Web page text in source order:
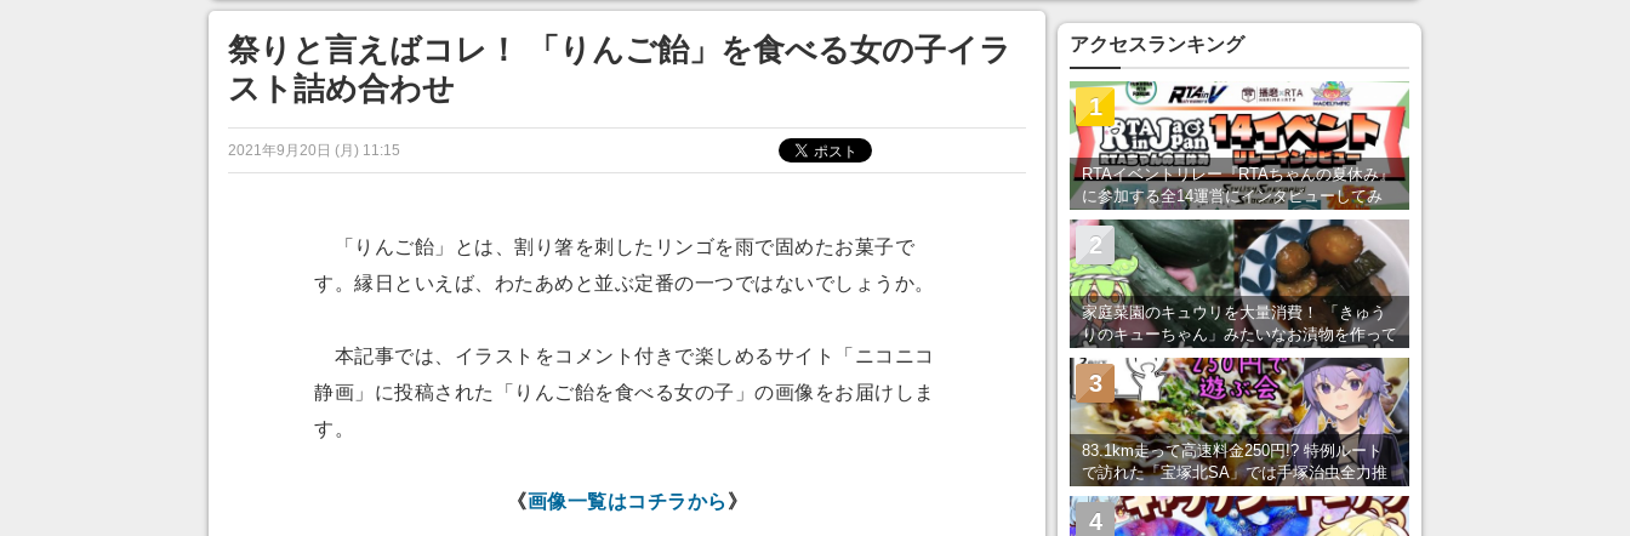
ンネルの貸し出しを利用し8/9
から1週間にわたって開催
祭りと言えばコレ！ 「りんご飴」を食べる女の子イラ
スト詰め合わせ
2021年9月20日 (月) 11:15
「りんご飴」とは、割り箸を刺したリンゴを雨で固めたお菓子で
す。縁日といえば、わたあめと並ぶ定番の一つではないでしょうか。
本記事では、イラストをコメント付きで楽しめるサイト「ニコニコ
静画」に投稿された「りんご飴を食べる女の子」の画像をお届けしま
す。
《画像一覧はコチラから 》
アクセスランキング
RTAイベントリレー『RTAちゃんの夏休み』
に参加する全14運営にインタビューしてみ
た！ 「RTA in Japan」のチャンネルの貸し
出しを利用し8/9から1週間にわたって開催
1
家庭菜園のキュウリを大量消費！ 「きゅう
りのキューちゃん」みたいなお漬物を作って
みた
2
83.1km走って高速料金250円!? 特例ルート
で訪れた「宝塚北SA」では手塚治虫全力推
し＆関西グルメが楽しめる！
3
4